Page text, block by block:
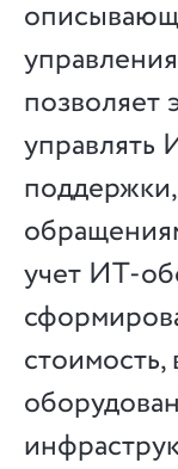
позволяет
управлять
учет ИТ-